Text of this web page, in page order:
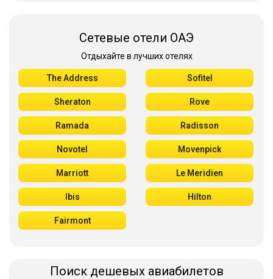
Сетевые отели ОАЭ
Отдыхайте в лучших отелях
The Address Sofitel
Sheraton Rove
Ramada Radisson
Novotel Movenpick
Marriott Le Meridien
Ibis Hilton
Fairmont
Поиск дешевых авиабилетов